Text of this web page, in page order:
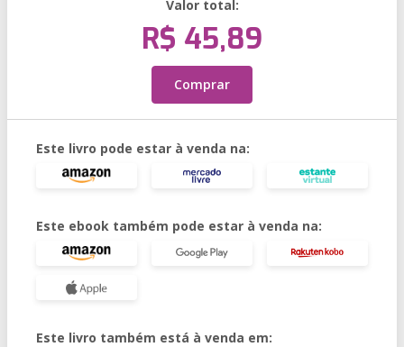
Valor total:
R$ 45,89
Comprar
Este livro pode estar à venda na:
Este ebook também pode estar à venda na:
Este livro também está à venda em: